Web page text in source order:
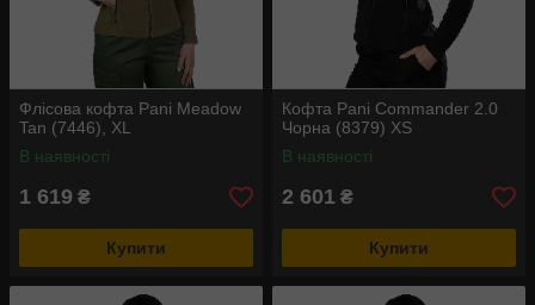
Флісова кофта Pani Meadow
Tan (7446), XL
В наявності
1 619 ₴
Купити
Кофта Pani Commander 2.0
Чорна (8379) XS
В наявності
2 601 ₴
Купити